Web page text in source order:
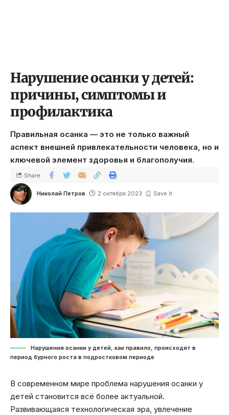
Нарушение осанки у детей:
причины, симптомы и
профилактика
Правильная осанка — это не только важный
аспект внешней привлекательности человека, но и
ключевой элемент здоровья и благополучия.
Николай Петров 2 октября 2023
Share
Нарушения осанки у детей, как правило, происходят в
период бурного роста в подростковом периоде
В современном мире проблема нарушения осанки у
детей становится всё более актуальной.
Развивающаяся технологическая эра, увлечение